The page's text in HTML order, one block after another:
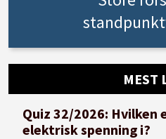
MEST
Quiz 32/2026: Hvilken
elektrisk spenning i?